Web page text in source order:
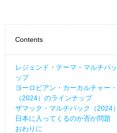
Contents
レジェンド・テーマ・マルチパ
ップ
ヨーロピアン・カーカルチャー
（2024）のラインナップ
ザマック・マルチパック（2024
日本に入ってくるのか否か問題
おわりに